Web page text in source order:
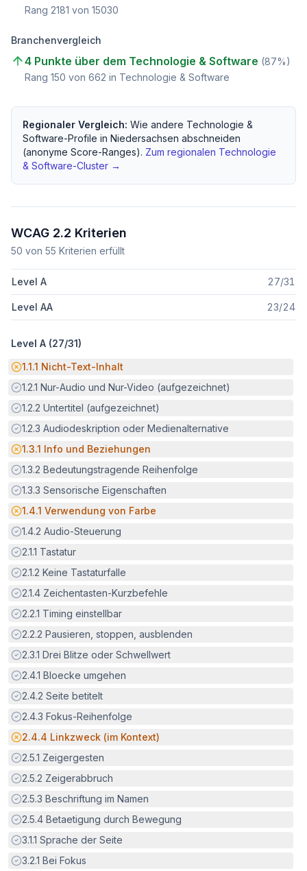
Rang 2181 von 15030
Branchenvergleich
4 Punkte über dem Technologie & Software (87%)
Rang 150 von 662 in Technologie & Software
Regionaler Vergleich: Wie andere Technologie &
Software-Profile in Niedersachsen abschneiden
(anonyme Score-Ranges). Zum regionalen Technologie
& Software-Cluster →
WCAG 2.2 Kriterien
50 von 55 Kriterien erfüllt
Level A 27/31
Level AA 23/24
Level A (27/31)
Potenzielle Barriere:
1.1.1 Nicht-Text-Inhalt
Erfüllt:
1.2.1 Nur-Audio und Nur-Video (aufgezeichnet)
Erfüllt:
1.2.2 Untertitel (aufgezeichnet)
Erfüllt:
1.2.3 Audiodeskription oder Medienalternative
Potenzielle Barriere:
1.3.1 Info und Beziehungen
Erfüllt:
1.3.2 Bedeutungstragende Reihenfolge
Erfüllt:
1.3.3 Sensorische Eigenschaften
Potenzielle Barriere:
1.4.1 Verwendung von Farbe
Erfüllt:
1.4.2 Audio-Steuerung
Erfüllt:
2.1.1 Tastatur
Erfüllt:
2.1.2 Keine Tastaturfalle
Erfüllt:
2.1.4 Zeichentasten-Kurzbefehle
Erfüllt:
2.2.1 Timing einstellbar
Erfüllt:
2.2.2 Pausieren, stoppen, ausblenden
Erfüllt:
2.3.1 Drei Blitze oder Schwellwert
Erfüllt:
2.4.1 Bloecke umgehen
Erfüllt:
2.4.2 Seite betitelt
Erfüllt:
2.4.3 Fokus-Reihenfolge
Potenzielle Barriere:
2.4.4 Linkzweck (im Kontext)
Erfüllt:
2.5.1 Zeigergesten
Erfüllt:
2.5.2 Zeigerabbruch
Erfüllt:
2.5.3 Beschriftung im Namen
Erfüllt:
2.5.4 Betaetigung durch Bewegung
Erfüllt:
3.1.1 Sprache der Seite
Erfüllt:
3.2.1 Bei Fokus